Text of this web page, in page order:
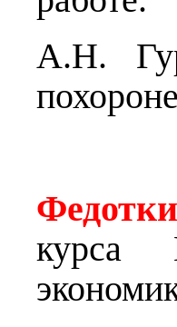
А.Н.
курса